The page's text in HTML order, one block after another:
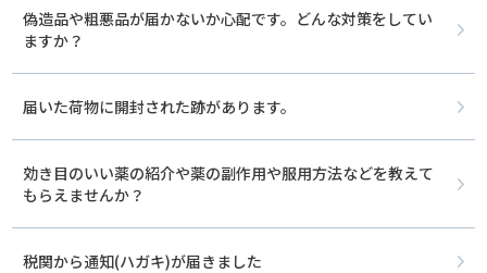
偽造品や粗悪品が届かないか心配です。どんな対策をしてい
ますか？
届いた荷物に開封された跡があります。
効き目のいい薬の紹介や薬の副作用や服用方法などを教えて
もらえませんか？
税関から通知(ハガキ)が届きました